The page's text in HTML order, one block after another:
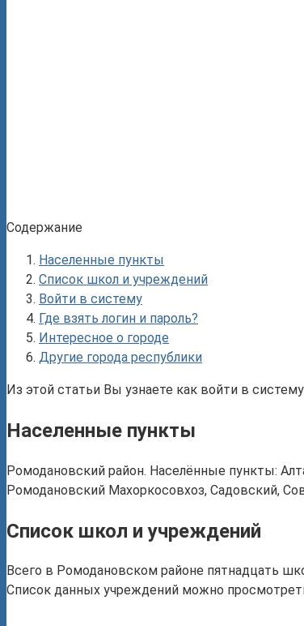
Содержание
Населенные пункты
Список школ и учреждений
Войти в систему
Где взять логин и пароль?
Интересное о городе
Другие города республики
Из этой статьи Вы узнаете как войти в
Населенные пункты
Ромодановский район. Населённые пункты:
Ромодановский Махоркосовхоз, Садовский,
Список школ и учреждений
Всего в Ромодановском районе пятнадцать
Список данных учреждений можно